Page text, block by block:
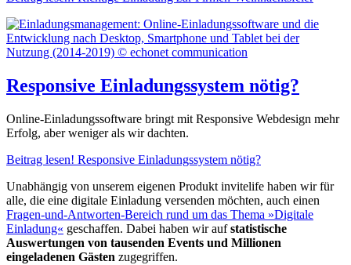
Responsive Einladungssystem nötig?
Online-Einladungssoftware bringt mit Responsive Webdesign mehr
Erfolg, aber weniger als wir dachten.
Beitrag lesen! Responsive Einladungssystem nötig?
Unabhängig von unserem eigenen Produkt invitelife haben wir für
alle, die eine digitale Einladung versenden möchten, auch einen
Fragen-und-Antworten-Bereich rund um das Thema »Digitale
Einladung« geschaffen. Dabei haben wir aufstatistische
Auswertungen von tausenden Events und Millionen
eingeladenen Gästen zugegriffen.